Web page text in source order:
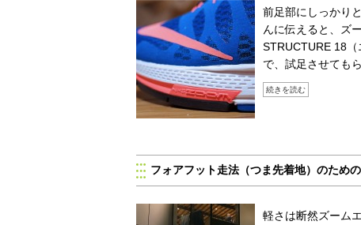
前足部にしっかり
んに伝えると、ズ
STRUCTURE 18
で、試足させても
続きを読む
フォアフット走法（つま先着地）のため
軽さは断然ズーム